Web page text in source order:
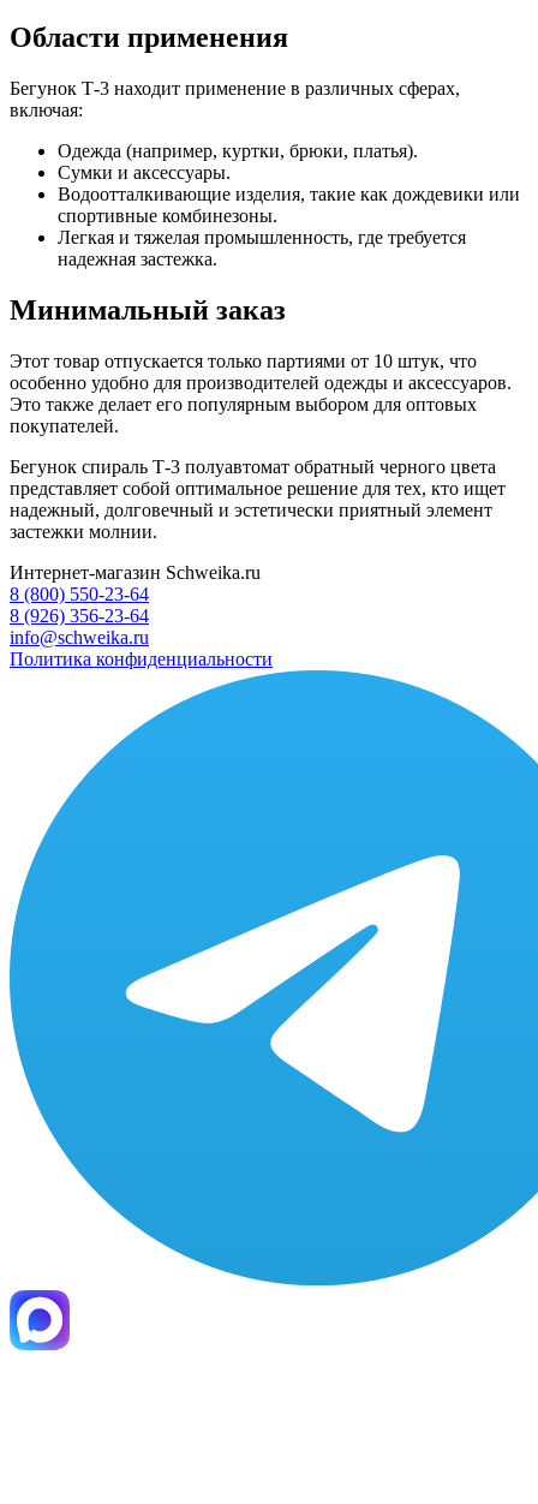
Области применения
Бегунок Т-3 находит применение в различных сферах,
включая:
Одежда (например, куртки, брюки, платья).
Сумки и аксессуары.
Водоотталкивающие изделия, такие как дождевики или
спортивные комбинезоны.
Легкая и тяжелая промышленность, где требуетcя
надежная застежка.
Минимальный заказ
Этот товар отпускается только партиями от 10 штук, что
особенно удобно для производителей одежды и аксессуаров.
Это также делает его популярным выбором для оптовых
покупателей.
Бегунок спираль Т-3 полуавтомат обратный черного цвета
представляет собой оптимальное решение для тех, кто ищет
надежный, долговечный и эстетически приятный элемент
застежки молнии.
Интернет-магазин Schweika.ru
8 (800) 550-23-64
8 (926) 356-23-64
info@schweika.ru
Политика конфиденциальности